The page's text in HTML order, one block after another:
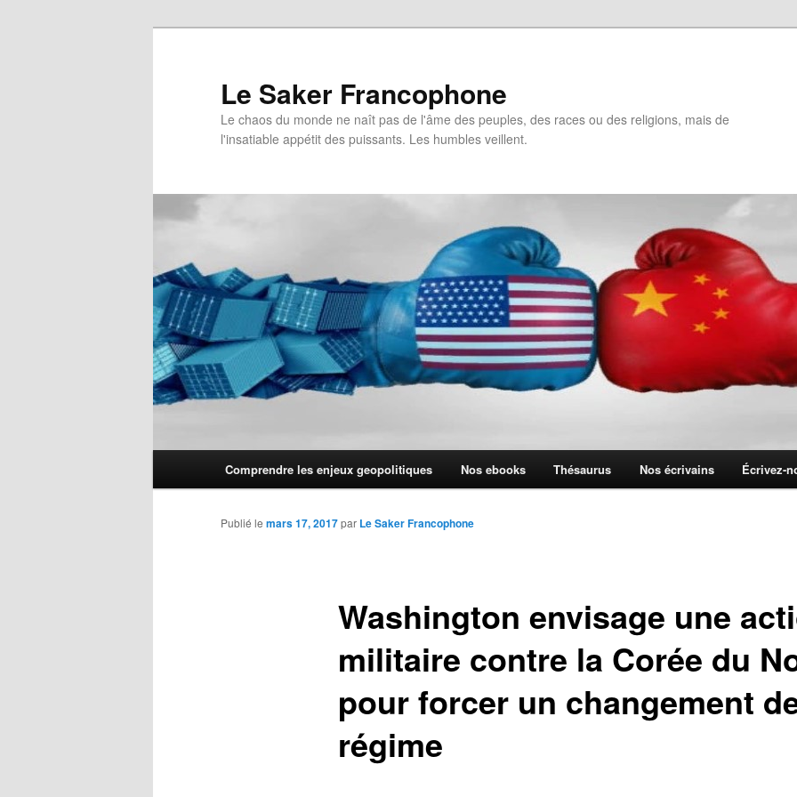
Le Saker Francophone
Le chaos du monde ne naît pas de l'âme des peuples, des races ou des religions, mais de
l'insatiable appétit des puissants. Les humbles veillent.
Comprendre les enjeux geopolitiques Nos ebooks Thésaurus Nos écrivains Écrivez-
Washington envisage une
militaire contre la Corée du
pour forcer un changement
régime
Publié le mars 17, 2017par Le Saker Francophone